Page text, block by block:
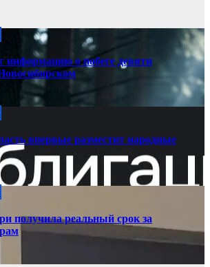
о побеге девяти
впервые разместит народные
получила реальный срок за